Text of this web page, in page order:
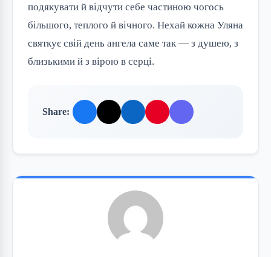
подякувати й відчути себе частиною чогось
більшого, теплого й вічного. Нехай кожна Уляна
святкує свій день ангела саме так — з душею, з
близькими й з вірою в серці.
Share: